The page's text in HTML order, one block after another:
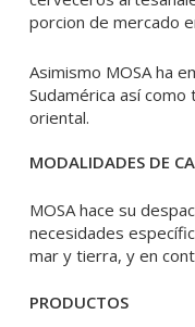
porcion de mercado
Asimismo MOSA ha
Sudamérica así
oriental.
MODALIDADES DE
MOSA hace su
necesidades
mar y tierra, y en
PRODUCTOS